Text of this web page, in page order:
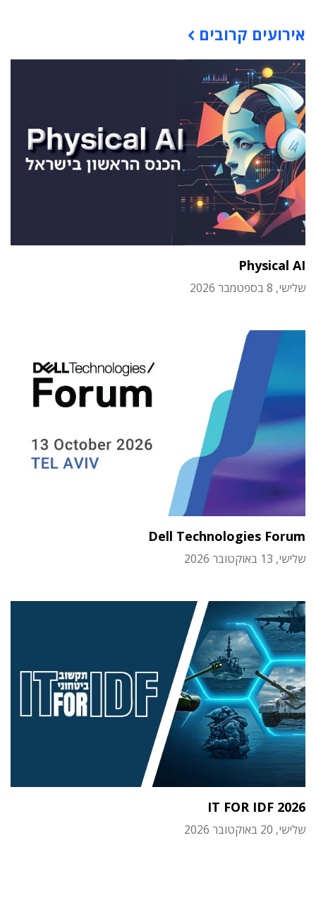
אירועים קרובים
Physical AI
שלישי, 8 בספטמבר 2026
Dell Technologies Forum
שלישי, 13 באוקטובר 2026
IT FOR IDF 2026
שלישי, 20 באוקטובר 2026